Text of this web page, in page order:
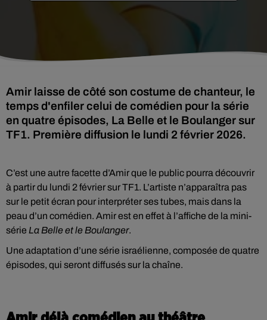
Amir laisse de côté son costume de chanteur, le
temps d'enfiler celui de comédien pour la série
en quatre épisodes, La Belle et le Boulanger sur
TF1. Première diffusion le lundi 2 février 2026.
C’est une autre facette d’Amir que le public pourra découvrir
à partir du lundi 2 février sur TF1. L’artiste n’apparaîtra pas
sur le petit écran pour interpréter ses tubes, mais dans la
peau d’un comédien. Amir est en effet à l’affiche de la mini-
série La Belle et le Boulanger.
Une adaptation d’une série israélienne, composée de quatre
épisodes, qui seront diffusés sur la chaîne.